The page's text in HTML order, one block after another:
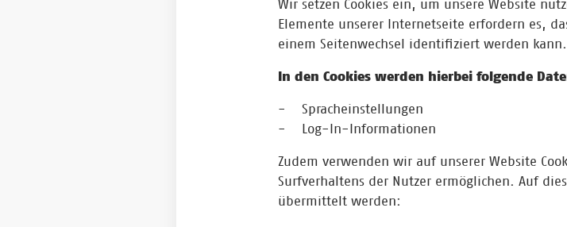
Wir setzen Cookies ein, um unsere Website
Elemente unserer Internetseite erfordern es,
einem Seitenwechsel identifiziert werden kann.
In den Cookies werden hierbei folgende
- Spracheinstellungen
- Log-In-Informationen
Zudem verwenden wir auf unserer Website
Surfverhaltens der Nutzer ermöglichen. Auf
übermittelt werden: